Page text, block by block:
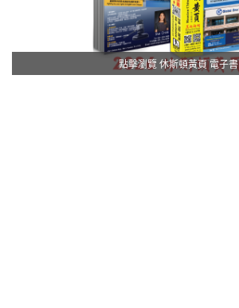
點擊瀏覽 休斯頓黃頁 電子書